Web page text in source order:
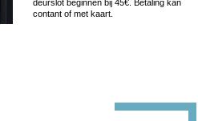
deurslot beginnen bij 45€. Betaling kan
contant of met kaart.